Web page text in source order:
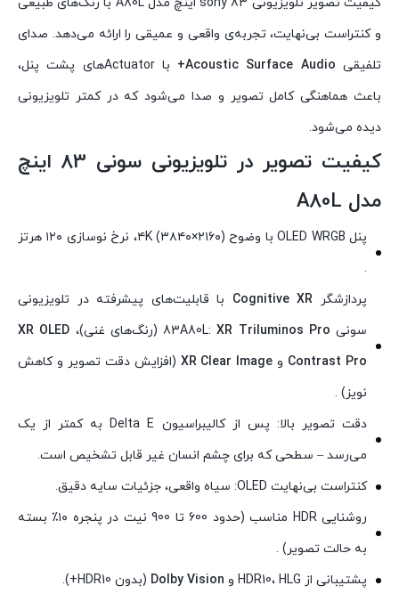
و کنتراست بی‌نهایت، تجربه‌ی واقعی و عمیقی را ارائه می‌دهد. صدای
تلفیقی Acoustic Surface Audio+
با Actuator‌های پشت پنل،
باعث هماهنگی کامل تصویر و صدا می‌شود که در کمتر تلویزیونی
دیده می‌شود.
کیفیت تصویر در تلویزیونی سونی 83 اینچ
مدل A80L
پنل OLED WRGB با وضوح ۴K (۳۸۴۰×۲۱۶۰)، نرخ نوسازی ۱۲۰ هرتز
.
پردازشگر Cognitive XR با قابلیت‌های پیشرفته در تلویزیونی
سونی 83A80L: XR Triluminos Pro (رنگ‌های غنی)، XR OLED
Contrast Pro و XR Clear Image (افزایش دقت تصویر و کاهش
نویز) .
دقت تصویر بالا: پس از کالیبراسیون Delta E به کمتر از یک
می‌رسد – سطحی که برای چشم انسان غیر قابل تشخیص است.
کنتراست بی‌نهایت OLED: سیاه واقعی، جزئیات سایه دقیق.
روشنایی HDR مناسب (حدود 600 تا 900 نیت در پنجره ۱۰٪ بسته
به حالت تصویر) .
پشتیبانی از HDR10، HLG و
Dolby Vision (بدون HDR10+).